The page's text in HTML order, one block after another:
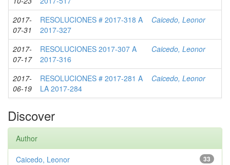
2017-
07-31
RESOLUCIONES # 2017-318 A
2017-327
Caicedo, Leonor
2017-
07-17
RESOLUCIONES 2017-307 A
2017-316
Caicedo, Leonor
2017-
06-19
RESOLUCIONES # 2017-281 A
LA 2017-284
Caicedo, Leonor
Discover
Author
33
Caicedo, Leonor